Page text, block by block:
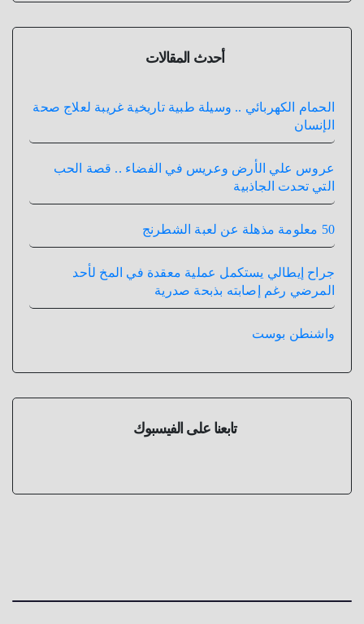
أحدث المقالات
الحمام الكهربائي .. وسيلة طبية تاريخية غريبة لعلاج صحة
الإنسان
عروس علي الأرض وعريس في الفضاء .. قصة الحب
التي تحدت الجاذبية
50 معلومة مذهلة عن لعبة الشطرنج
جراح إيطالي يستكمل عملية معقدة في المخ لأحد
المرضي رغم إصابته بذبحة صدرية
واشنطن بوست
تابعنا على الفيسبوك